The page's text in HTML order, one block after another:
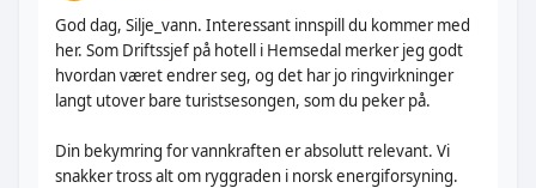
God dag, Silje_vann. Interessant innspill du kommer med
her. Som Driftssjef på hotell i Hemsedal merker jeg godt
hvordan været endrer seg, og det har jo ringvirkninger
langt utover bare turistsesongen, som du peker på.
Din bekymring for vannkraften er absolutt relevant. Vi
snakker tross alt om ryggraden i norsk energiforsyning.